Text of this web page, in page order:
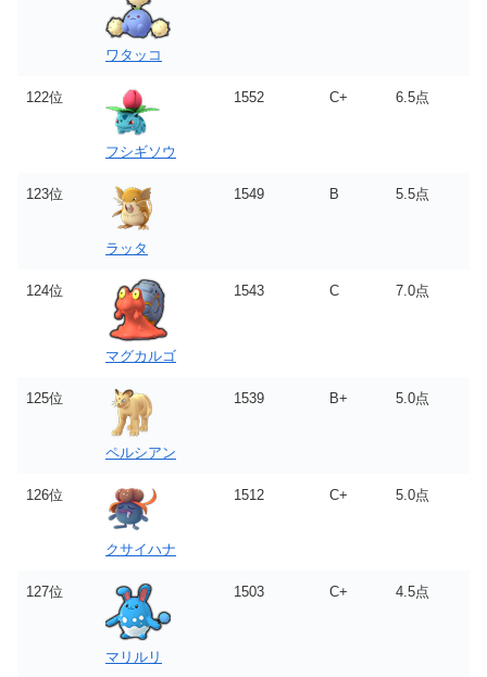
ワタッコ
122位
フシギソウ
1552 C+ 6.5点
123位
ラッタ
1549 B 5.5点
124位
マグカルゴ
1543 C 7.0点
125位
ペルシアン
1539 B+ 5.0点
126位
クサイハナ
1512 C+ 5.0点
127位
マリルリ
1503 C+ 4.5点